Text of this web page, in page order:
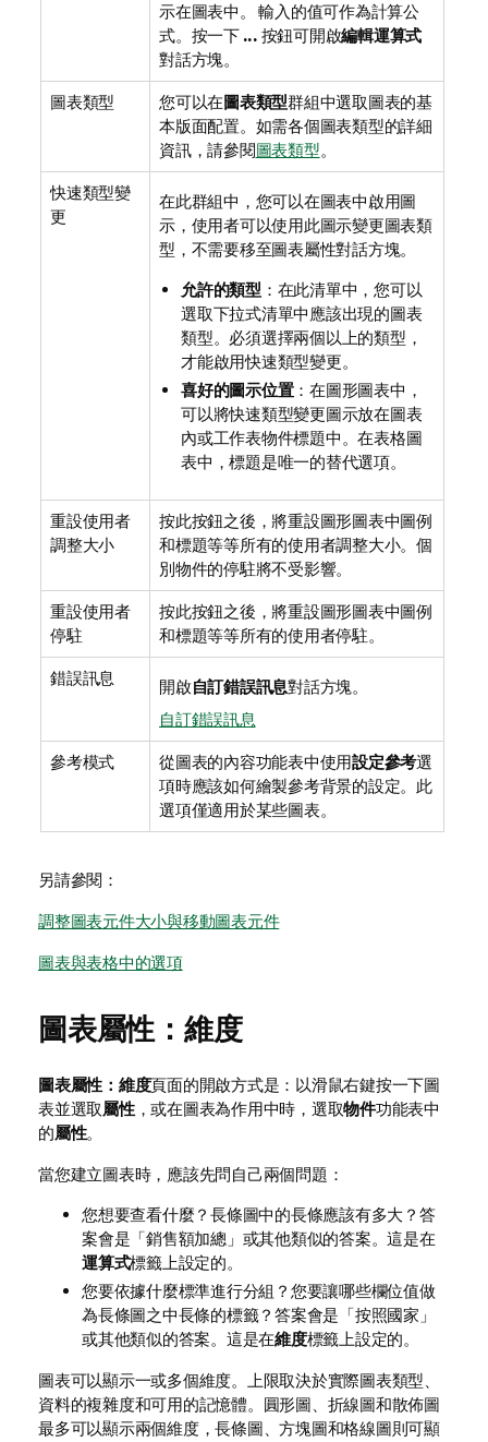
示在圖表中。 輸入的值可作為計算公
式。按一下 ... 按鈕可開啟編輯運算式
對話方塊。
圖表類型 您可以在圖表類型群組中選取圖表的基
本版面配置。如需各個圖表類型的詳細
資訊，請參閱圖表類型。
快速類型變
更
在此群組中，您可以在圖表中啟用圖
示，使用者可以使用此圖示變更圖表類
型，不需要移至圖表屬性對話方塊。
允許的類型 ：在此清單中，您可以
選取下拉式清單中應該出現的圖表
類型。必須選擇兩個以上的類型，
才能啟用快速類型變更。
喜好的圖示位置：在圖形圖表中，
可以將快速類型變更圖示放在圖表
內或工作表物件標題中。在表格圖
表中，標題是唯一的替代選項。
重設使用者
調整大小
按此按鈕之後，將重設圖形圖表中圖例
和標題等等所有的使用者調整大小。個
別物件的停駐將不受影響。
重設使用者
停駐
按此按鈕之後，將重設圖形圖表中圖例
和標題等等所有的使用者停駐。
錯誤訊息 開啟自訂錯誤訊息對話方塊。
自訂錯誤訊息
參考模式 從圖表的內容功能表中使用設定參考選
項時應該如何繪製參考背景的設定。此
選項僅適用於某些圖表。
另請參閱：
調整圖表元件大小與移動圖表元件
圖表與表格中的選項
圖表屬性：維度
圖表屬性：維度頁面的開啟方式是：以滑鼠右鍵按一下圖
表並選取屬性，或在圖表為作用中時，選取物件功能表中
的屬性。
當您建立圖表時，應該先問自己兩個問題：
您想要查看什麼？長條圖中的長條應該有多大？答
案會是「銷售額加總」或其他類似的答案。這是在
運算式標籤上設定的。
您要依據什麼標準進行分組？您要讓哪些欄位值做
為長條圖之中長條的標籤？答案會是「按照國家」
或其他類似的答案。這是在維度標籤上設定的。
圖表可以顯示一或多個維度。上限取決於實際圖表類型、
資料的複雜度和可用的記憶體。圓形圖、折線圖和散佈圖
最多可以顯示兩個維度，長條圖、方塊圖和格線圖則可顯